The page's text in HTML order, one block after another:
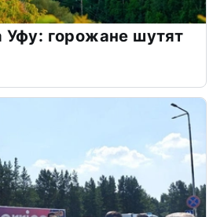
горожане шутят